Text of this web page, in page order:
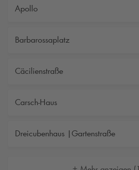
Apollo
Barbarossaplatz
Cäcilienstraße
Carsch-Haus
Dreicubenhaus |Gartenstraße